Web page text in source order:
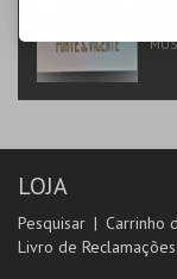
LOJA
Pesquisar Carrinho
Livro de Reclamações